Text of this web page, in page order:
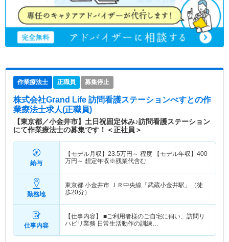
作業療法士 正職員 募集停止
株式会社Grand Life 訪問看護ステーションべすとの作
業療法士求人(正職員)
【東京都／小金井市】土日祝固定休み♪訪問看護ステーション
にて作業療法士の募集です！＜正社員＞
給与
【モデル月収】 23.5万円～ 程度 【モデル年収】 400
万円～ 想定年収※残業代含む
勤務地
東京都 小金井市 ＪＲ中央線「武蔵小金井駅」（徒
歩20分）
仕事内容
【仕事内容】 ■ご利用者様のご自宅に伺い、訪問リ
ハビリ業務 日常生活動作の訓練…